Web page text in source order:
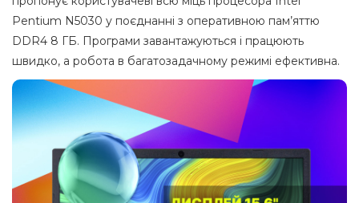
Pentium N5030 у поєднанні з оперативною пам’яттю
DDR4 8 ГБ. Програми завантажуються і працюють
швидко, а робота в багатозадачному режимі ефективна.